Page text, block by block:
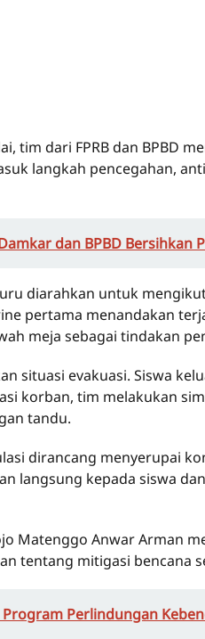
tim dari FPRB dan BPBD
langkah pencegahan,
dan BPBD Bersihkan
diarahkan untuk
pertama menandakan
meja sebagai tindakan
situasi evakuasi. Siswa
korban, tim melakukan
tandu.
dirancang menyerupai
langsung kepada siswa
Matenggo Anwar Arman
tentang mitigasi bencana
Perlindungan